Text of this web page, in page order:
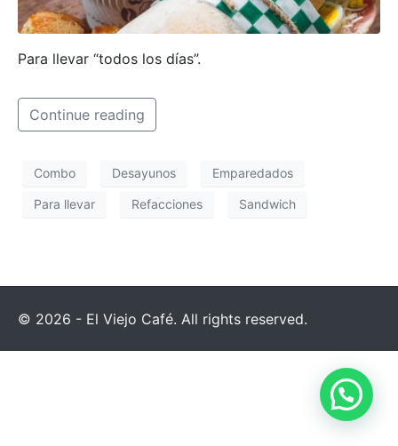
Para llevar “todos los días”.
Continue reading
Combo Desayunos Emparedados
Para llevar Refacciones Sandwich
© 2026 - El Viejo Café. All rights reserved.